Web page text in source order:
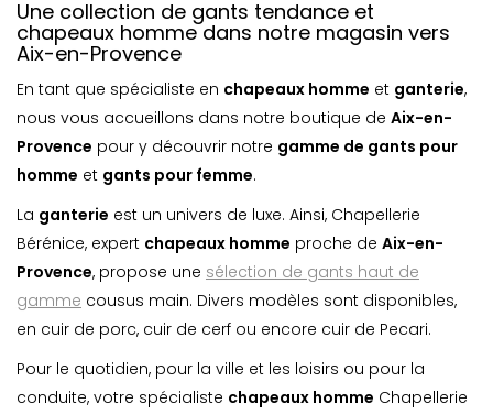
Une collection de gants tendance et
chapeaux homme dans notre magasin vers
Aix-en-Provence
En tant que spécialiste en chapeaux homme et ganterie,
nous vous accueillons dans notre boutique de Aix-en-
Provence pour y découvrir notre gamme de gants pour
homme et gants pour femme.
La ganterie est un univers de luxe. Ainsi, Chapellerie
Bérénice, expert chapeaux homme proche de Aix-en-
Provence, propose une sélection de gants haut de
gamme cousus main. Divers modèles sont disponibles,
en cuir de porc, cuir de cerf ou encore cuir de Pecari.
Pour le quotidien, pour la ville et les loisirs ou pour la
conduite, votre spécialiste chapeaux homme Chapellerie